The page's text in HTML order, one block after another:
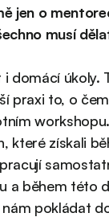
jen o
musí
domácí úkoly.
praxi to, o
které získali
a během této
pokládat